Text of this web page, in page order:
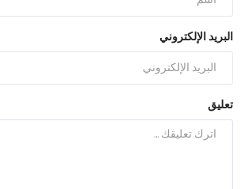
البريد الإلكتروني
تعليق